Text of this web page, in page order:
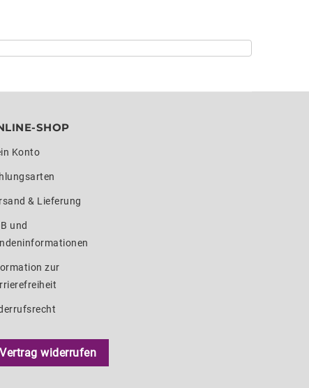
SHOP
Konto
& Lieferung
und
zur
Vertrag widerrufen